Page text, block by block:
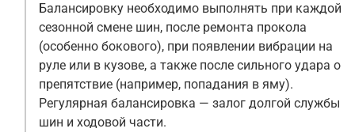
Балансировку необходимо выполнять при каждой
сезонной смене шин, после ремонта прокола
(особенно бокового), при появлении вибрации на
руле или в кузове, а также после сильного удара о
препятствие (например, попадания в яму).
Регулярная балансировка — залог долгой службы
шин и ходовой части.